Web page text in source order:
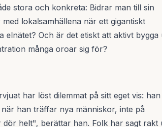
stora och konkreta: Bidrar man till sin
lokalsamhällena när ett gigantiskt
elnätet? Och är det etiskt att aktivt bygga
många oroar sig för?
har löst dilemmat på sitt eget vis: han
han träffar nya människor, inte på
helt", berättar han. Folk har sagt rakt